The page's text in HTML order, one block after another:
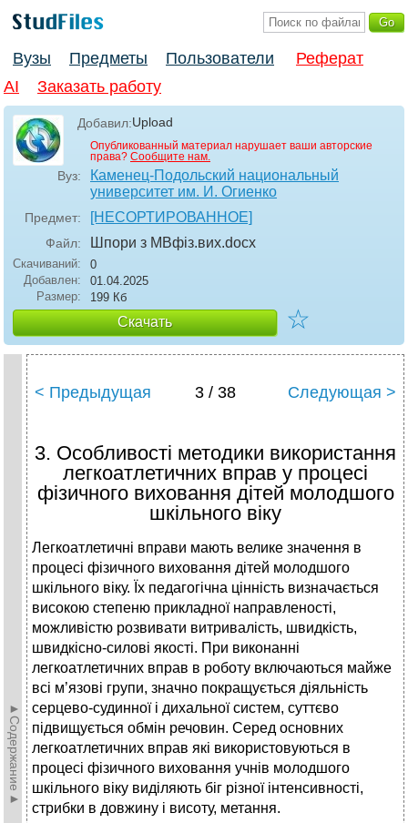
Вузы Предметы Пользователи
Реферат
AI
Заказать работу
Добавил:Upload
Опубликованный материал нарушает ваши авторские
права? Сообщите нам.
Вуз:
Каменец-Подольский национальный
университет им. И. Огиенко
Предмет: [НЕСОРТИРОВАННОЕ]
Файл: Шпори з МВфіз.вих.docx
Скачиваний:
0
Добавлен:
01.04.2025
Размер:
199 Кб
Скачать ☆
►Содержание►
< Предыдущая 3 / 38 Следующая >
3. Особливості методики використання
легкоатлетичних вправ у процесі
фізичного виховання дітей молодшого
шкільного віку
Легкоатлетичні вправи мають велике значення в
процесі фізичного виховання дітей молодшого
шкільного віку. Їх педагогічна цінність визначається
високою степеню прикладної направленості,
можливістю розвивати витривалість, швидкість,
швидкісно-силові якості. При виконанні
легкоатлетичних вправ в роботу включаються майже
всі м’язові групи, значно покращується діяльність
серцево-судинної і дихальної систем, суттєво
підвищується обмін речовин. Серед основних
легкоатлетичних вправ які використовуються в
процесі фізичного виховання учнів молодшого
шкільного віку виділяють біг різної інтенсивності,
стрибки в довжину і висоту, метання.